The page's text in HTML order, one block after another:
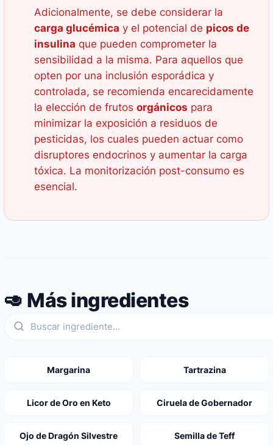
Adicionalmente, se debe considerar la
carga glucémica y el potencial de picos de
insulina que pueden comprometer la
sensibilidad a la misma. Para aquellos que
opten por una inclusión esporádica y
controlada, se recomienda encarecidamente
la elección de frutos orgánicos para
minimizar la exposición a residuos de
pesticidas, los cuales pueden actuar como
disruptores endocrinos y aumentar la carga
tóxica. La monitorización post-consumo es
esencial.
🥑 Más ingredientes
Margarina Tartrazina
Licor de Oro en Keto Ciruela de Gobernador
Ojo de Dragón Silvestre Semilla de Teff